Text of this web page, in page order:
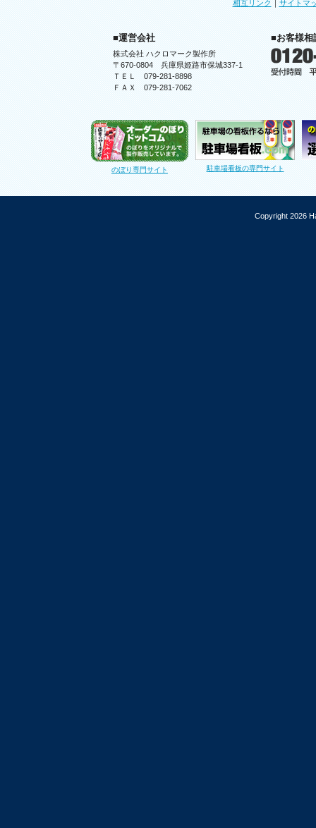
相互リンク ｜ サイトマ
■運営会社
株式会社 ハクロマーク製作所
〒670-0804 兵庫県姫路市保城337-1
ＴＥＬ 079-281-8898
ＦＡＸ 079-281-7062
■お客様相
のぼり専門サイト 駐車場看板の専門サイト
Copyright 2026